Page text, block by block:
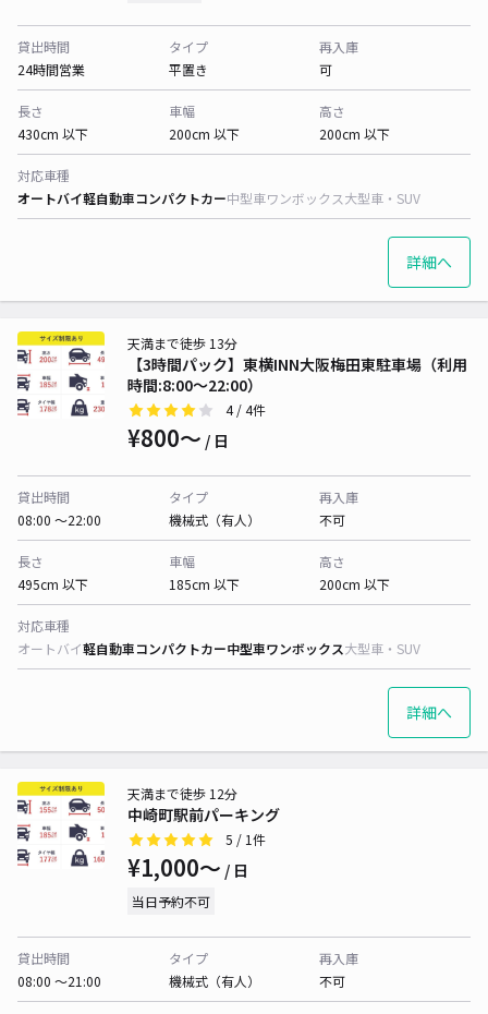
貸出時間
24時間営業
タイプ
平置き
再入庫
可
長さ
430cm 以下
車幅
200cm 以下
高さ
200cm 以下
対応車種
オートバイ軽自動車コンパクトカー中型車ワンボックス大型車・SUV
詳細へ
【3時間パック】東横INN大阪梅田東駐車場（利用
時間:8:00～22:00）
天満まで徒歩 13分
4/ 4件
¥800〜 / 日
貸出時間
08:00 〜22:00
タイプ
機械式（有人）
再入庫
不可
長さ
495cm 以下
車幅
185cm 以下
高さ
200cm 以下
対応車種
オートバイ軽自動車コンパクトカー中型車ワンボックス大型車・SUV
詳細へ
中崎町駅前パーキング
天満まで徒歩 12分
5 / 1件
¥1,000〜 / 日
当日予約不可
貸出時間
08:00 〜21:00
タイプ
機械式（有人）
再入庫
不可